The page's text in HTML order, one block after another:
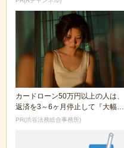
カードローン50万円以上の人は、
返済を3～6ヶ月停止して『大幅に
減額してから返済...
PR(渋谷法務総合事務所)